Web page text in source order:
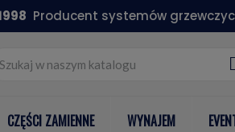
Producent systemów
CZĘŚCI ZAMIENNE WYNAJEM